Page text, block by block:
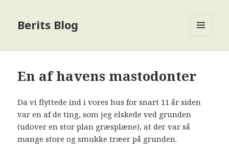
Berits Blog
En af havens mastodonter
Da vi flyttede ind i vores hus for snart 11 år siden
var en af de ting, som jeg elskede ved grunden
(udover en stor plan græsplæne), at der var så
mange store og smukke træer på grunden.